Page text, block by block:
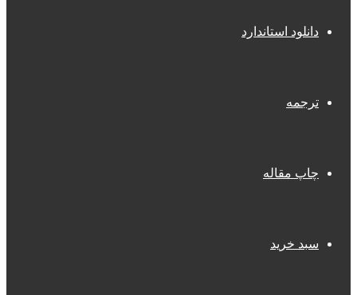
دانلود استاندارد
ترجمه
چاپ مقاله
سبد خرید